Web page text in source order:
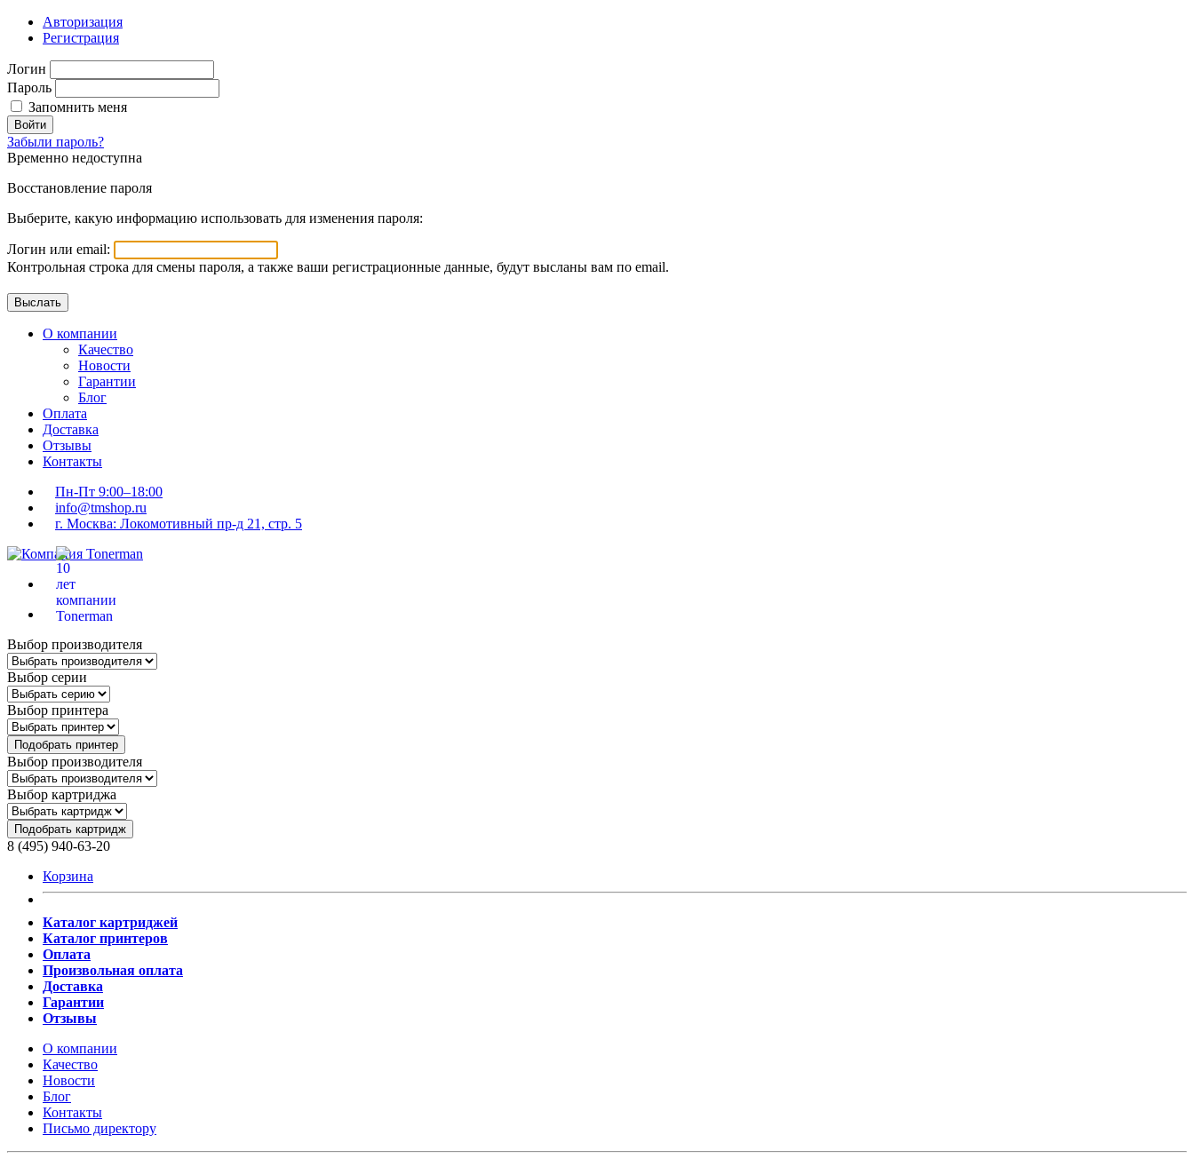
Авторизация
Регистрация
Логин
Пароль
Запомнить меня
Войти
Забыли пароль?
Временно недоступна
Восстановление пароля
Выберите, какую информацию использовать для изменения пароля:
Логин или email:
Контрольная строка для смены пароля, а также ваши регистрационные данные, будут высланы вам по email.
О компании
Качество
Новости
Гарантии
Блог
Оплата
Доставка
Отзывы
Контакты
Пн-Пт 9:00–18:00
info@tmshop.ru
г. Москва: Локомотивный пр-д 21, стр. 5
Выбор производителя
Выбор серии
Выбор принтера
Подобрать принтер
Выбор производителя
Выбор картриджа
Подобрать картридж
8 (495) 940-63-20
Корзина
Каталог картриджей
Каталог принтеров
Оплата
Произвольная оплата
Доставка
Гарантии
Отзывы
О компании
Качество
Новости
Блог
Контакты
Письмо директору